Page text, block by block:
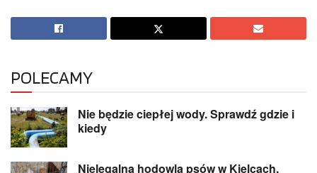
POLECAMY
Nie będzie ciepłej wody. Sprawdź gdzie i
kiedy
Nielegalna hodowla psów w Kielcach.